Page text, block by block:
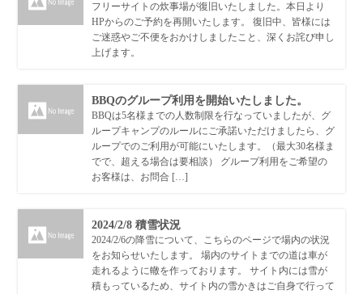
フリーサイトの炊事場が復旧いたしました。本日より
HPからのご予約を再開いたします。 復旧中、皆様には
ご迷惑やご不便をおかけしましたこと、深くお詫び申し
上げます。
BBQのグループ利用を開始いたしました。
BBQは5名様までの人数制限を行なっていましたが、グ
ループキャンプのルールにご承諾いただけましたら、グ
ループでのご利用が可能にいたします。（最大30名様ま
でで、超える場合は要相談） グループ利用をご希望の
お客様は、お問合 […]
2024/2/8 積雪状況
2024/2/6の降雪について、こちらのページで場内の状況
をお知らせいたします。 場内のサイトまでの道は車が
走れるように轍を作っております。 サイト内には雪が
積もっているため、サイト内の雪かきはご自身で行って